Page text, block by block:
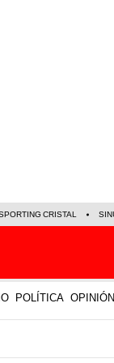
CRISTAL
POLÍTICA OPINIÓN